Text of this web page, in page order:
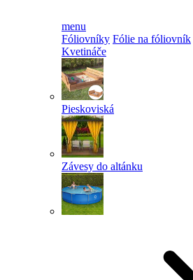
menu
Fóliovníky Fólie na fóliovník
Kvetináče
Pieskoviská
Závesy do altánku